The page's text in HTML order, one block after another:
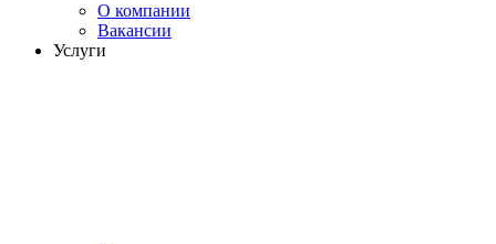
О компании
Вакансии
Услуги